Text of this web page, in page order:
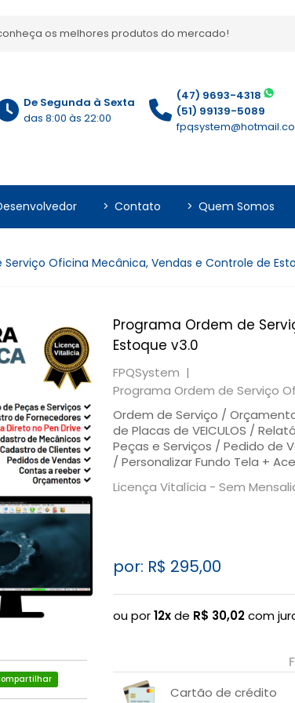
os melhores produtos do mercado!
De Segunda à Sexta
das 8:00 às 22:00
(47) 9693-4318
(51) 99139-5089
> Contato > Quem Somos
Oficina Mecânica, Vendas e Controle de
Programa Ordem de
Estoque v3.0
FPQSystem |
Programa Ordem de Serviço
Ordem de Serviço /
de Placas de VEICULOS /
Peças e Serviços / Pedido de
/ Personalizar Fundo Tela +
Licença Vitalícia - Sem
por: R$ 295,00
ou por12xde R$ 30,02com
Cartão de crédito